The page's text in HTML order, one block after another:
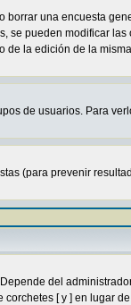
una encuesta
se pueden modificar
de la edición de la
de usuarios. Para
(para prevenir
del
[ y ] en lugar